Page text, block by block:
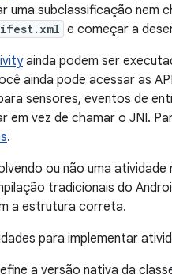
uma subclassificação nem
e começar a
ainda podem ser
ainda pode acessar as
sensores, eventos de
em vez de chamar o JNI.
.
ou não uma
tradicionais do
a estrutura correta.
para implementar
a versão nativa da